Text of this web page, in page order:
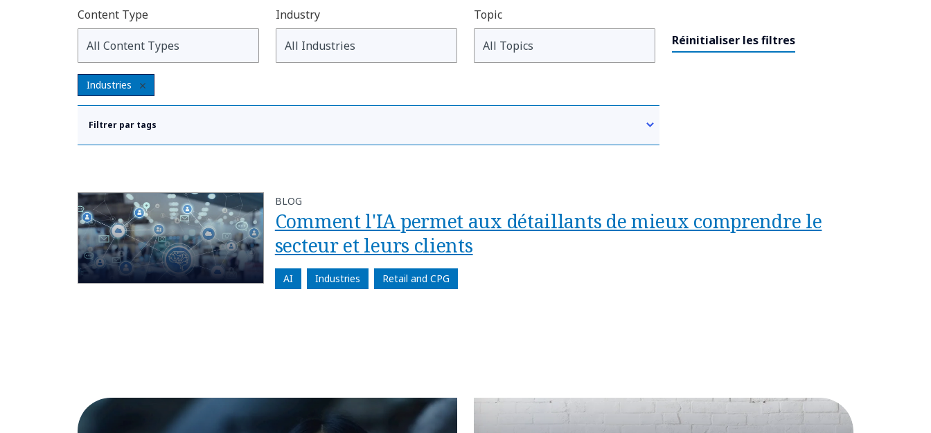
Content Type Industry
Topic
Réinitialiser les filtres
Industries
Filtrer par tags
BLOG
Comment l'IA permet aux détaillants de mieux comprendre le
secteur et leurs clients
AI Industries Retail and CPG